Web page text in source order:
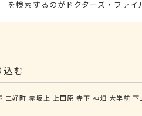
を検索するのがドクターズ・ファイ
む
三好町 赤坂上 上田原 寺下 神畑 大学前 下